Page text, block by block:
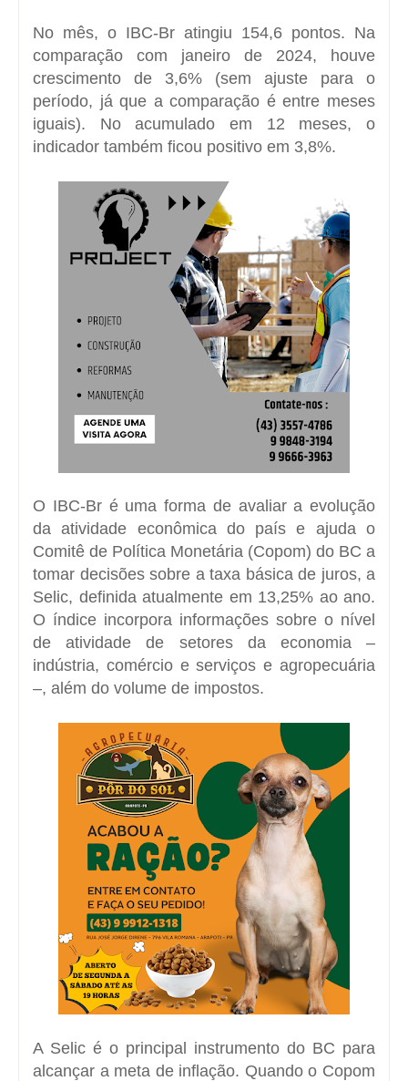
No mês, o IBC-Br atingiu 154,6 pontos. Na
comparação com janeiro de 2024, houve
crescimento de 3,6% (sem ajuste para o
período, já que a comparação é entre meses
iguais). No acumulado em 12 meses, o
indicador também ficou positivo em 3,8%.
O IBC-Br é uma forma de avaliar a evolução
da atividade econômica do país e ajuda o
Comitê de Política Monetária (Copom) do BC a
tomar decisões sobre a taxa básica de juros, a
Selic, definida atualmente em 13,25% ao ano.
O índice incorpora informações sobre o nível
de atividade de setores da economia –
indústria, comércio e serviços e agropecuária
–, além do volume de impostos.
A Selic é o principal instrumento do BC para
alcançar a meta de inflação. Quando o Copom